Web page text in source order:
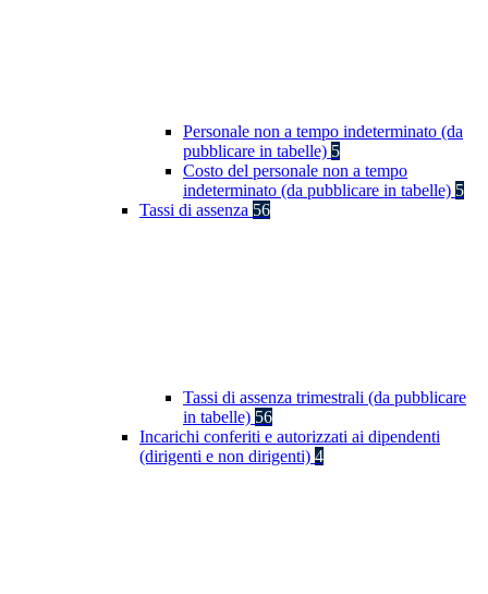
Personale non a tempo indeterminato (da
pubblicare in tabelle) 5
Costo del personale non a tempo
indeterminato (da pubblicare in tabelle) 5
Tassi di assenza 56
Tassi di assenza trimestrali (da pubblicare
in tabelle) 56
Incarichi conferiti e autorizzati ai dipendenti
(dirigenti e non dirigenti) 4